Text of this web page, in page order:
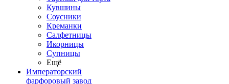
Кувшины
Соусники
Креманки
Салфетницы
Икорницы
Супницы
Ещё
Императорский
фарфоровый завод